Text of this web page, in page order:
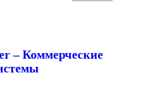
– Коммерческие